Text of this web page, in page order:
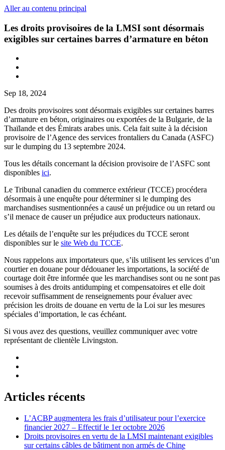
Aller au contenu principal
Les droits provisoires de la LMSI sont désormais
exigibles sur certaines barres d’armature en béton
Sep 18, 2024
Des droits provisoires sont désormais exigibles sur certaines barres
d’armature en béton, originaires ou exportées de la Bulgarie, de la
Thaïlande et des Émirats arabes unis. Cela fait suite à la décision
provisoire de l’Agence des services frontaliers du Canada (ASFC)
sur le dumping du 13 septembre 2024.
Tous les détails concernant la décision provisoire de l’ASFC sont
disponibles ici.
Le Tribunal canadien du commerce extérieur (TCCE) procédera
désormais à une enquête pour déterminer si le dumping des
marchandises susmentionnées a causé un préjudice ou un retard ou
s’il menace de causer un préjudice aux producteurs nationaux.
Les détails de l’enquête sur les préjudices du TCCE seront
disponibles sur le site Web du TCCE.
Nous rappelons aux importateurs que, s’ils utilisent les services d’un
courtier en douane pour dédouaner les importations, la société de
courtage doit être informée que les marchandises sont ou ne sont pas
soumises à des droits antidumping et compensatoires et elle doit
recevoir suffisamment de renseignements pour évaluer avec
précision les droits de douane en vertu de la Loi sur les mesures
spéciales d’importation, le cas échéant.
Si vous avez des questions, veuillez communiquer avec votre
représentant de clientèle Livingston.
Articles récents
L’ACBP augmentera les frais d’utilisateur pour l’exercice
financier 2027 – Effectif le 1er octobre 2026
Droits provisoires en vertu de la LMSI maintenant exigibles
sur certains câbles de bâtiment non armés de Chine